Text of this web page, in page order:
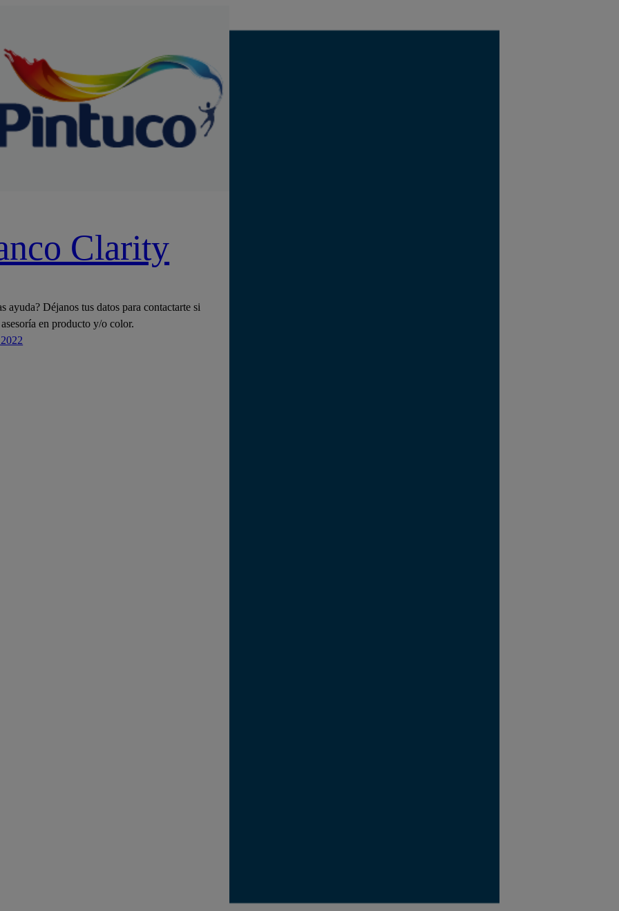
Clarity
ayuda? Déjanos tus datos para contactarte si
asesoría en producto y/o color.